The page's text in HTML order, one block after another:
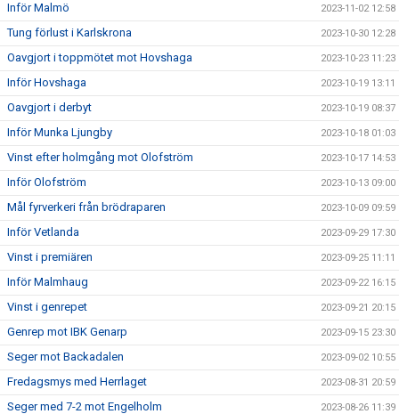
Inför Malmö 2023-11-02 12:58
Tung förlust i Karlskrona 2023-10-30 12:28
Oavgjort i toppmötet mot Hovshaga 2023-10-23 11:23
Inför Hovshaga 2023-10-19 13:11
Oavgjort i derbyt 2023-10-19 08:37
Inför Munka Ljungby 2023-10-18 01:03
Vinst efter holmgång mot Olofström 2023-10-17 14:53
Inför Olofström 2023-10-13 09:00
Mål fyrverkeri från brödraparen 2023-10-09 09:59
Inför Vetlanda 2023-09-29 17:30
Vinst i premiären 2023-09-25 11:11
Inför Malmhaug 2023-09-22 16:15
Vinst i genrepet 2023-09-21 20:15
Genrep mot IBK Genarp 2023-09-15 23:30
Seger mot Backadalen 2023-09-02 10:55
Fredagsmys med Herrlaget 2023-08-31 20:59
Seger med 7-2 mot Engelholm 2023-08-26 11:39